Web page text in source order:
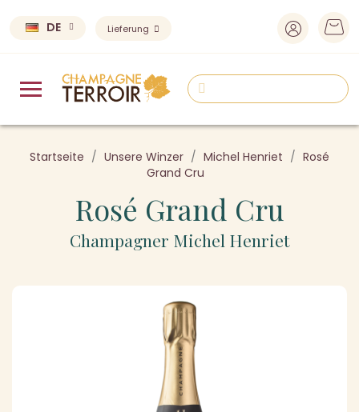
DE Lieferung
Startseite Unsere Winzer Michel Henriet
Rosé
Grand Cru
Rosé Grand Cru
Champagner Michel Henriet